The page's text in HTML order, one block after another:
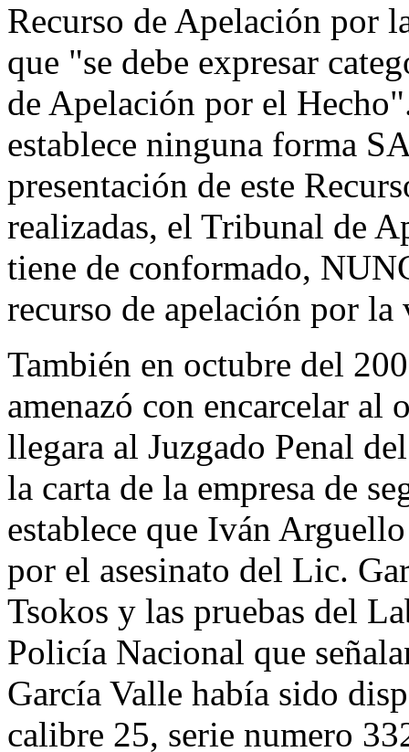
Recurso de Apelación por
que "se debe expresar
de Apelación por el
establece ninguna forma
presentación de este
realizadas, el Tribunal de
tiene de conformado,
recurso de apelación por
También en octubre del
amenazó con encarcelar
llegara al Juzgado Penal
la carta de la empresa de
establece que Iván
por el asesinato del Lic.
Tsokos y las pruebas del
Policía Nacional que
García Valle había sido
calibre 25, serie numero